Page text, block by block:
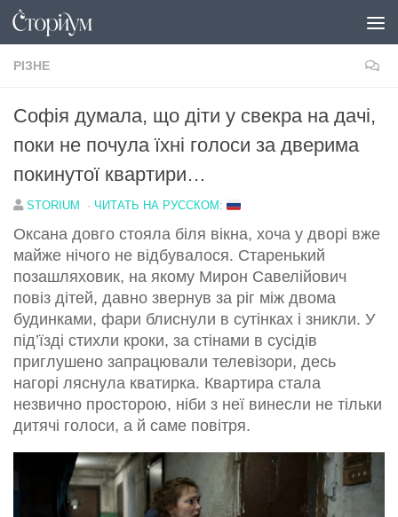
Перейти до вмісту
РІЗНЕ
Софія думала, що діти у свекра на дачі,
поки не почула їхні голоси за дверима
покинутої квартири…
STORIUM · ЧИТАТЬ НА РУССКОМ:
Оксана довго стояла біля вікна, хоча у дворі вже
майже нічого не відбувалося. Старенький
позашляховик, на якому Мирон Савелійович
повіз дітей, давно звернув за ріг між двома
будинками, фари блиснули в сутінках і зникли. У
під’їзді стихли кроки, за стінами в сусідів
приглушено запрацювали телевізори, десь
нагорі ляснула кватирка. Квартира стала
незвично просторою, ніби з неї винесли не тільки
дитячі голоси, а й саме повітря.